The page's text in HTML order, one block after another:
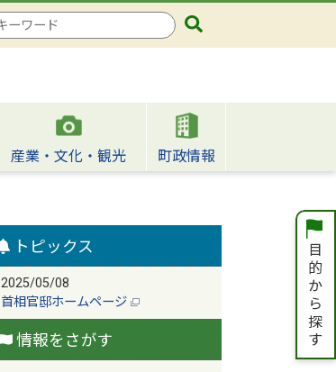
産業・文化・観光 町政情報
トピックス
2025/05/08
首相官邸ホームページ
情報をさがす